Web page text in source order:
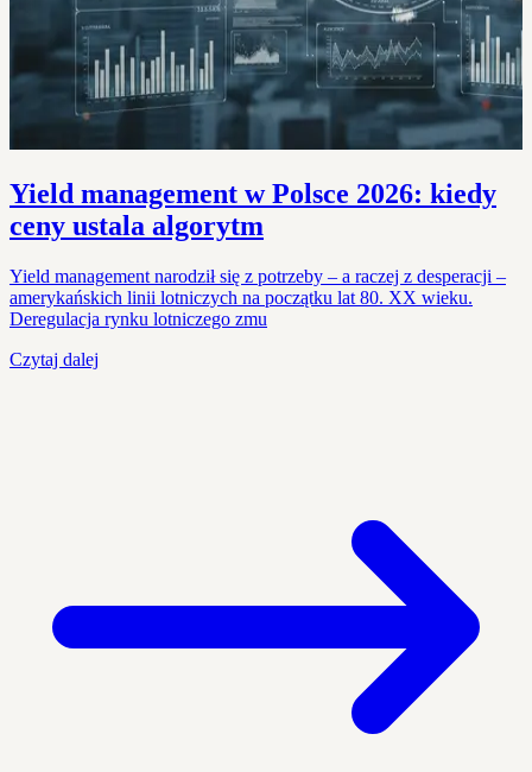
Yield management w Polsce 2026: kiedy
ceny ustala algorytm
Yield management narodził się z potrzeby – a raczej z desperacji –
amerykańskich linii lotniczych na początku lat 80. XX wieku.
Deregulacja rynku lotniczego zmu
Czytaj dalej